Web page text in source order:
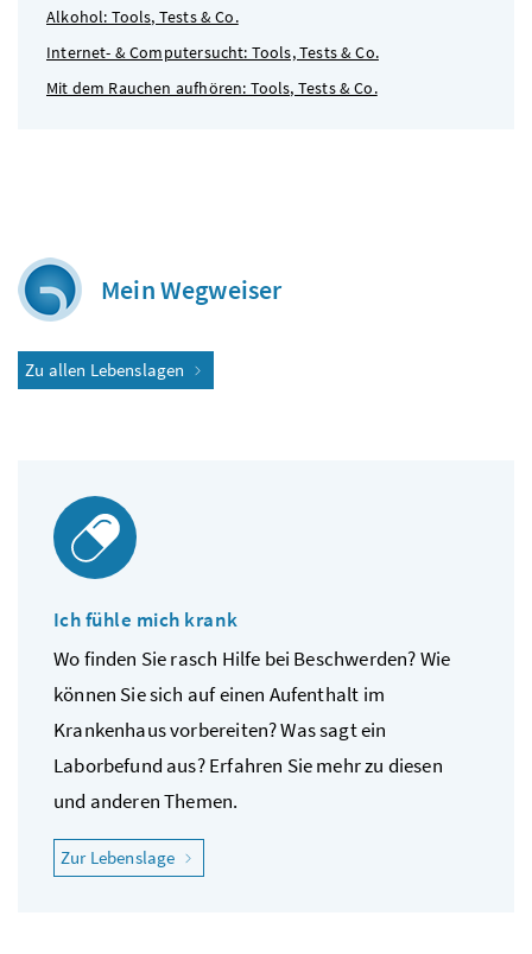
Alkohol: Tools, Tests & Co.
Internet- & Computersucht: Tools, Tests & Co.
Mit dem Rauchen aufhören: Tools, Tests & Co.
Mein Wegweiser
Zu allen Lebenslagen
Ich fühle mich krank
Wo finden Sie rasch Hilfe bei Beschwerden? Wie
können Sie sich auf einen Aufenthalt im
Krankenhaus vorbereiten? Was sagt ein
Laborbefund aus? Erfahren Sie mehr zu diesen
und anderen Themen.
Zur Lebenslage "Ich fühle mich krank"